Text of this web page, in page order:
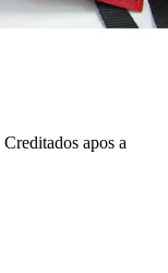
Creditados apos a